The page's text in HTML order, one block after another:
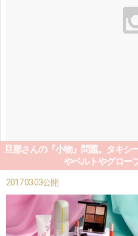
旦那さんの『小物』問題。タキシ
やベルトやグロー
2017.03.03公開